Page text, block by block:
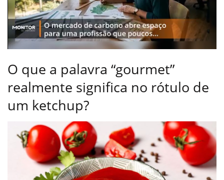
O que a palavra “gourmet”
realmente significa no rótulo de
um ketchup?